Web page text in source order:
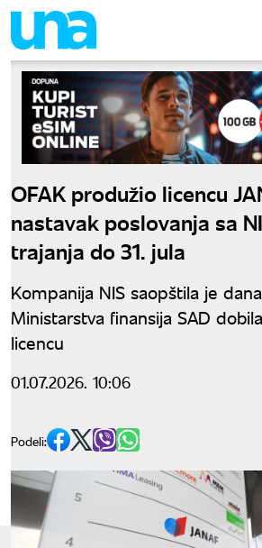
OFAK produžio licencu
nastavak poslovanja sa
trajanja do 31. jula
Kompanija NIS saopštila je
Ministarstva finansija SAD
licencu
01.07.2026. 10:06
Podeli: